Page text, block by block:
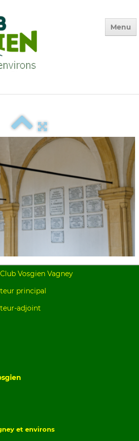
Menu
?
▼
▼
▼
Vosgien Vagney
principal
adjoint
et environs